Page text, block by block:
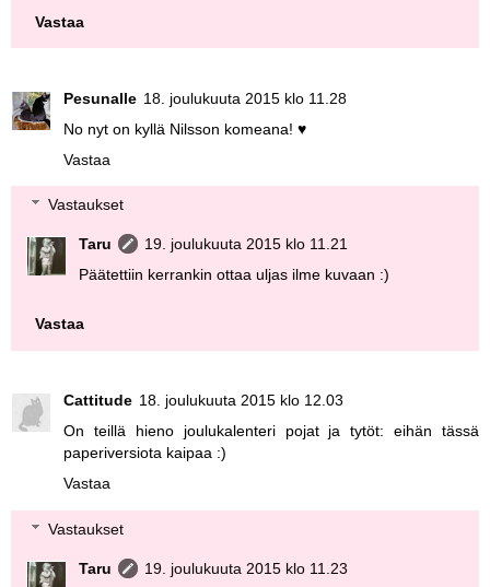
Vastaa
Pesunalle 18. joulukuuta 2015 klo 11.28
No nyt on kyllä Nilsson komeana! ♥
Vastaa
Vastaukset
Taru
19. joulukuuta 2015 klo 11.21
Päätettiin kerrankin ottaa uljas ilme kuvaan :)
Vastaa
Cattitude 18. joulukuuta 2015 klo 12.03
On teillä hieno joulukalenteri pojat ja tytöt: eihän tässä
paperiversiota kaipaa :)
Vastaa
Vastaukset
Taru
19. joulukuuta 2015 klo 11.23